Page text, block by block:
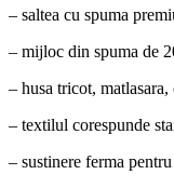
– saltea cu spuma
– mijloc din spuma de
– husa tricot,
– textilul corespunde
– sustinere ferma